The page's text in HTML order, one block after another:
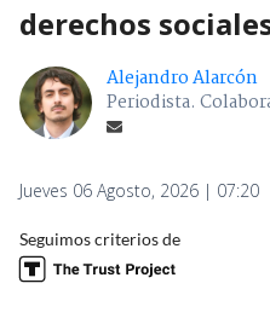
derechos
Alejandro Alarcón
Periodista.
Jueves 06 Agosto, 2026 | 07:20
Seguimos criterios de